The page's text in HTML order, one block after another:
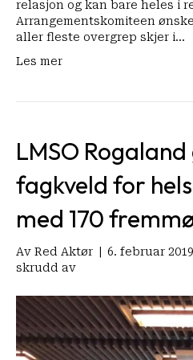
relasjon og kan bare heles i
Arrangementskomiteen
aller fleste overgrep skjer i…
Les mer
LMSO
fagkveld for
med 170
Av Red Aktør 6. februar 2019
skrudd avfor
Rogaland
gjennomførte
fagkveld
for